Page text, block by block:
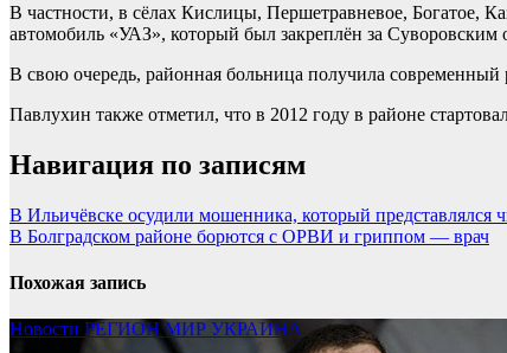
В частности, в сёлах Кислицы, Першетравневое, Богатое,
автомобиль «УАЗ», который был закреплён за
В свою очередь, районная больница получила
Павлухин также отметил, что в 2012 году в районе
Навигация по записям
В Ильичёвске осудили мошенника, который представлялся
В Болградском районе борются с ОРВИ и гриппом — врач
Похожая запись
Новости РЕГИОНМИР УКРАИНА